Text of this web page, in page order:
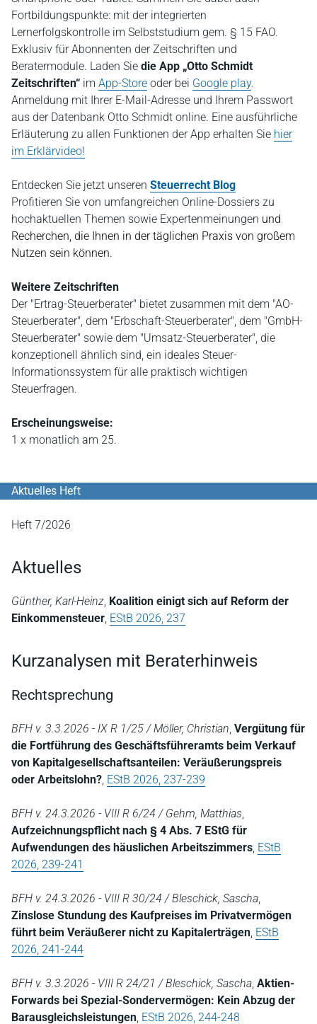
Fortbildungspunkte: mit der integrierten
Lernerfolgskontrolle im Selbststudium gem. § 15 FAO.
Exklusiv für Abonnenten der Zeitschriften und
Beratermodule. Laden Sie die App „Otto Schmidt
Zeitschriften“ im App-Store oder bei Google play.
Anmeldung mit Ihrer E-Mail-Adresse und Ihrem Passwort
aus der Datenbank Otto Schmidt online. Eine ausführliche
Erläuterung zu allen Funktionen der App erhalten Sie hier
im Erklärvideo!
Entdecken Sie jetzt unseren Steuerrecht Blog
Profitieren Sie von umfangreichen Online-Dossiers zu
hochaktuellen Themen sowie Expertenmeinungen und
Recherchen, die Ihnen in der täglichen Praxis von großem
Nutzen sein können.
Weitere Zeitschriften
Der "Ertrag-Steuerberater" bietet zusammen mit dem "AO-
Steuerberater", dem "Erbschaft-Steuerberater", dem "GmbH-
Steuerberater" sowie dem "Umsatz-Steuerberater", die
konzeptionell ähnlich sind, ein ideales Steuer-
Informationssystem für alle praktisch wichtigen
Steuerfragen.
Erscheinungsweise:
1 x monatlich am 25.
Aktuelles Heft
Heft 7/2026
Aktuelles
Günther, Karl-Heinz, Koalition einigt sich auf Reform der
Einkommensteuer, EStB 2026, 237
Kurzanalysen mit Beraterhinweis
Rechtsprechung
BFH v. 3.3.2026 - IX R 1/25 / Möller, Christian, Vergütung für
die Fortführung des Geschäftsführeramts beim Verkauf
von Kapitalgesellschaftsanteilen: Veräußerungspreis
oder Arbeitslohn?, EStB 2026, 237-239
BFH v. 24.3.2026 - VIII R 6/24 / Gehm, Matthias,
Aufzeichnungspflicht nach § 4 Abs. 7 EStG für
Aufwendungen des häuslichen Arbeitszimmers, EStB
2026, 239-241
BFH v. 24.3.2026 - VIII R 30/24 / Bleschick, Sascha,
Zinslose Stundung des Kaufpreises im Privatvermögen
führt beim Veräußerer nicht zu Kapitalerträgen, EStB
2026, 241-244
BFH v. 3.3.2026 - VIII R 24/21 / Bleschick, Sascha, Aktien-
Forwards bei Spezial-Sondervermögen: Kein Abzug der
Barausgleichsleistungen, EStB 2026, 244-248